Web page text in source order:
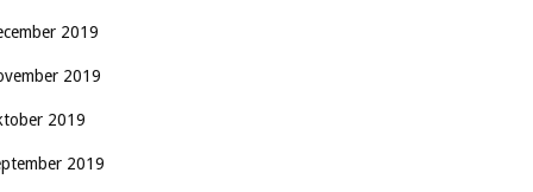
2019
2019
2019
2019